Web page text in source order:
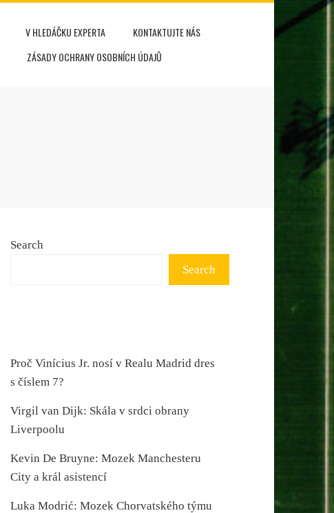
V HLEDÁČKU EXPERTA
KONTAKTUJTE NÁS
ZÁSADY OCHRANY OSOBNÍCH ÚDAJŮ
Search
Search
Proč Vinícius Jr. nosí v Realu Madrid dres
s číslem 7?
Virgil van Dijk: Skála v srdci obrany
Liverpoolu
Kevin De Bruyne: Mozek Manchesteru
City a král asistencí
Luka Modrić: Mozek Chorvatského týmu